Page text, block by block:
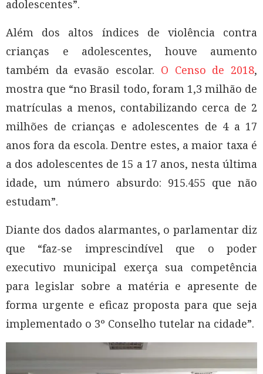
adolescentes”.
Além dos altos índices de violência contra
crianças e adolescentes, houve aumento
também da evasão escolar. O Censo de 2018,
mostra que “no Brasil todo, foram 1,3 milhão de
matrículas a menos, contabilizando cerca de 2
milhões de crianças e adolescentes de 4 a 17
anos fora da escola. Dentre estes, a maior taxa é
a dos adolescentes de 15 a 17 anos, nesta última
idade, um número absurdo: 915.455 que não
estudam”.
Diante dos dados alarmantes, o parlamentar diz
que “faz-se imprescindível que o poder
executivo municipal exerça sua competência
para legislar sobre a matéria e apresente de
forma urgente e eficaz proposta para que seja
implementado o 3º Conselho tutelar na cidade”.